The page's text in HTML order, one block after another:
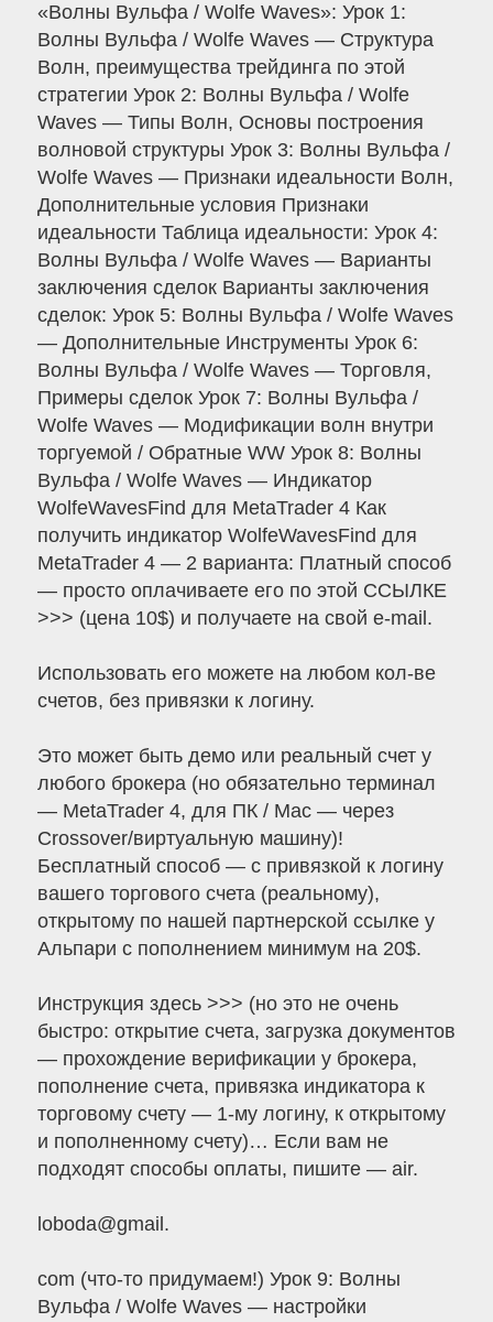
«Волны Вульфа / Wolfe Waves»: Урок 1:
Волны Вульфа / Wolfe Waves — Структура
Волн, преимущества трейдинга по этой
стратегии Урок 2: Волны Вульфа / Wolfe
Waves — Типы Волн, Основы построения
волновой структуры Урок 3: Волны Вульфа /
Wolfe Waves — Признаки идеальности Волн,
Дополнительные условия Признаки
идеальности Таблица идеальности: Урок 4:
Волны Вульфа / Wolfe Waves — Варианты
заключения сделок Варианты заключения
сделок: Урок 5: Волны Вульфа / Wolfe Waves
— Дополнительные Инструменты Урок 6:
Волны Вульфа / Wolfe Waves — Торговля,
Примеры сделок Урок 7: Волны Вульфа /
Wolfe Waves — Модификации волн внутри
торгуемой / Обратные WW Урок 8: Волны
Вульфа / Wolfe Waves — Индикатор
WolfeWavesFind для MetaTrader 4 Как
получить индикатор WolfeWavesFind для
MetaTrader 4 — 2 варианта: Платный способ
— просто оплачиваете его по этой ССЫЛКЕ
>>> (цена 10$) и получаете на свой e-mail.
Использовать его можете на любом кол-ве
счетов, без привязки к логину.
Это может быть демо или реальный счет у
любого брокера (но обязательно терминал
— MetaTrader 4, для ПК / Mac — через
Crossover/виртуальную машину)!
Бесплатный способ — с привязкой к логину
вашего торгового счета (реальному),
открытому по нашей партнерской ссылке у
Альпари с пополнением минимум на 20$.
Инструкция здесь >>> (но это не очень
быстро: открытие счета, загрузка документов
— прохождение верификации у брокера,
пополнение счета, привязка индикатора к
торговому счету — 1-му логину, к открытому
и пополненному счету)… Если вам не
подходят способы оплаты, пишите — air.
loboda@gmail.
com (что-то придумаем!) Урок 9: Волны
Вульфа / Wolfe Waves — настройки